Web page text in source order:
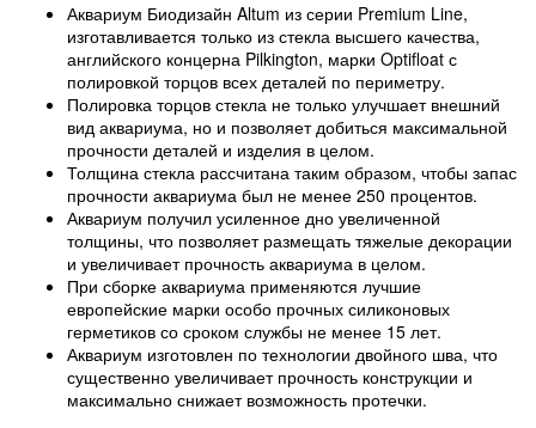
Аквариум Биодизайн Altum из серии Premium Line,
изготавливается только из стекла высшего качества,
английского концерна Pilkington, марки Optifloat с
полировкой торцов всех деталей по периметру.
Полировка торцов стекла не только улучшает внешний
вид аквариума, но и позволяет добиться максимальной
прочности деталей и изделия в целом.
Толщина стекла рассчитана таким образом, чтобы запас
прочности аквариума был не менее 250 процентов.
Аквариум получил усиленное дно увеличенной
толщины, что позволяет размещать тяжелые декорации
и увеличивает прочность аквариума в целом.
При сборке аквариума применяются лучшие
европейские марки особо прочных силиконовых
герметиков со сроком службы не менее 15 лет.
Аквариум изготовлен по технологии двойного шва, что
существенно увеличивает прочность конструкции и
максимально снижает возможность протечки.